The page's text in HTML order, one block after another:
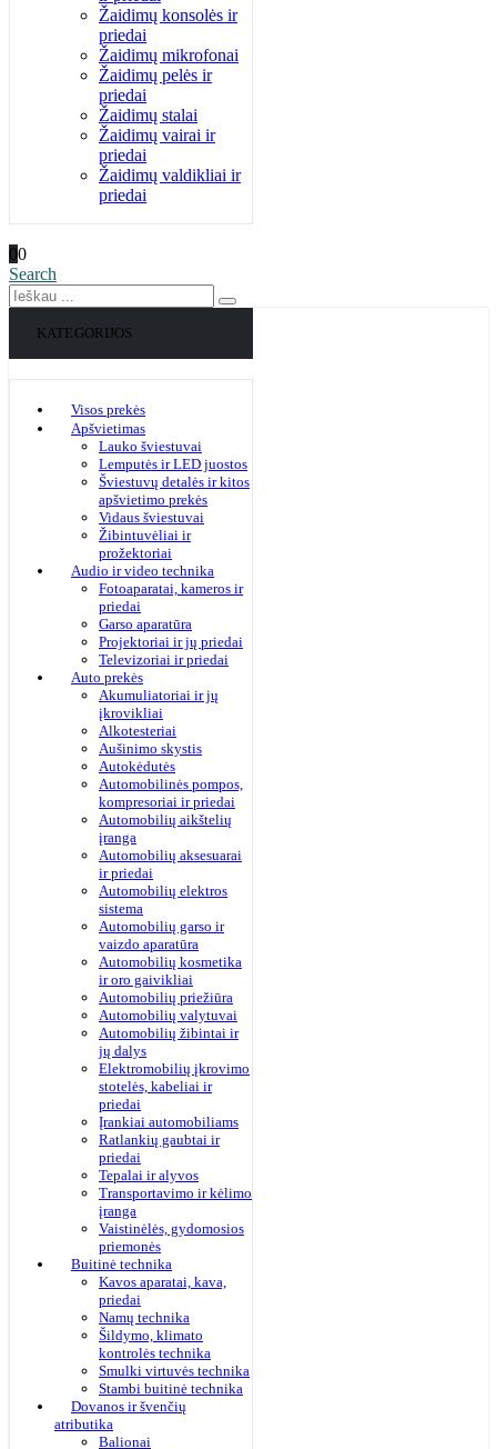
Žaidimų konsolės ir
priedai
Žaidimų mikrofonai
Žaidimų pelės ir
priedai
Žaidimų stalai
Žaidimų vairai ir
priedai
Žaidimų valdikliai ir
priedai
00
Search
KATEGORIJOS
Visos prekės
Apšvietimas
Lauko šviestuvai
Lemputės ir LED juostos
Šviestuvų detalės ir kitos
apšvietimo prekės
Vidaus šviestuvai
Žibintuvėliai ir
prožektoriai
Audio ir video technika
Fotoaparatai, kameros ir
priedai
Garso aparatūra
Projektoriai ir jų priedai
Televizoriai ir priedai
Auto prekės
Akumuliatoriai ir jų
įkrovikliai
Alkotesteriai
Aušinimo skystis
Autokėdutės
Automobilinės pompos,
kompresoriai ir priedai
Automobilių aikštelių
įranga
Automobilių aksesuarai
ir priedai
Automobilių elektros
sistema
Automobilių garso ir
vaizdo aparatūra
Automobilių kosmetika
ir oro gaivikliai
Automobilių priežiūra
Automobilių valytuvai
Automobilių žibintai ir
jų dalys
Elektromobilių įkrovimo
stotelės, kabeliai ir
priedai
Įrankiai automobiliams
Ratlankių gaubtai ir
priedai
Tepalai ir alyvos
Transportavimo ir kėlimo
įranga
Vaistinėlės, gydomosios
priemonės
Buitinė technika
Kavos aparatai, kava,
priedai
Namų technika
Šildymo, klimato
kontrolės technika
Smulki virtuvės technika
Stambi buitinė technika
Dovanos ir švenčių
atributika
Balionai